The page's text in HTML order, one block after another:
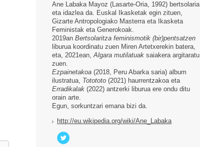
Ane Labaka Mayoz (Lasarte-Oria, 1992) bertsolaria
eta idazlea da. Euskal Ikasketak egin zituen,
Gizarte Antropologiako Masterra eta Ikasketa
Feministak eta Generokoak.
2019an Bertsolaritza feminismotik (bir)pentsatzen
liburua koordinatu zuen Miren Artetxerekin batera,
eta, 2021ean,Algara mutilatuak saiakera argitaratu
zuen.
Ezpainetakoa (2018, Peru Abarka saria) album
ilustratua, Totototo (2021) haurrentzakoa eta
Erradikalak (2022) antzerki liburua ere ondu ditu
orain arte.
Egun, sorkuntzari emana bizi da.
http://eu.wikipedia.org/wiki/Ane_Labaka